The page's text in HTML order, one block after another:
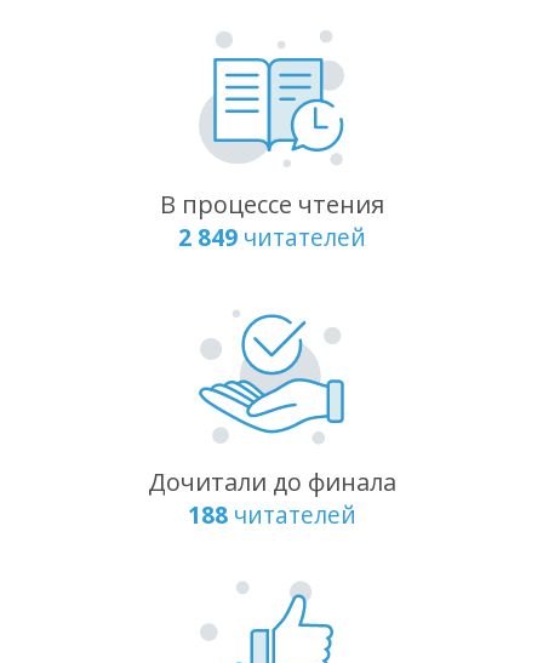
В процессе чтения
2 849читателей
Дочитали до финала
188читателей